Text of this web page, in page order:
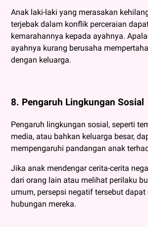
Anak laki-laki yang merasakan
terjebak dalam konflik perceraian
kemarahannya kepada ayahnya.
ayahnya kurang berusaha
dengan keluarga.
8. Pengaruh Lingkungan Sosial
Pengaruh lingkungan sosial, seperti
media, atau bahkan keluarga besar,
mempengaruhi pandangan anak
Jika anak mendengar cerita-cerita
dari orang lain atau melihat perilaku
umum, persepsi negatif tersebut
hubungan mereka.